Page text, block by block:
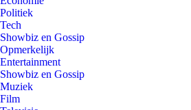
Politiek
Tech
Showbiz en Gossip
Opmerkelijk
Entertainment
Showbiz en Gossip
Muziek
Film